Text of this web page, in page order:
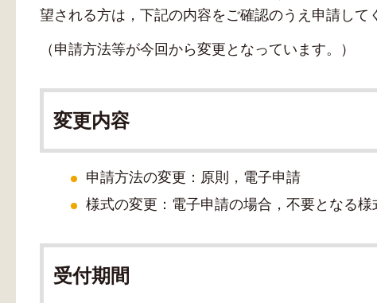
望される方は，下記の内容をご確認のうえ申請して
（申請方法等が今回から変更となっています。）
変更内容
申請方法の変更：原則，電子申請
様式の変更：電子申請の場合，不要となる様
受付期間